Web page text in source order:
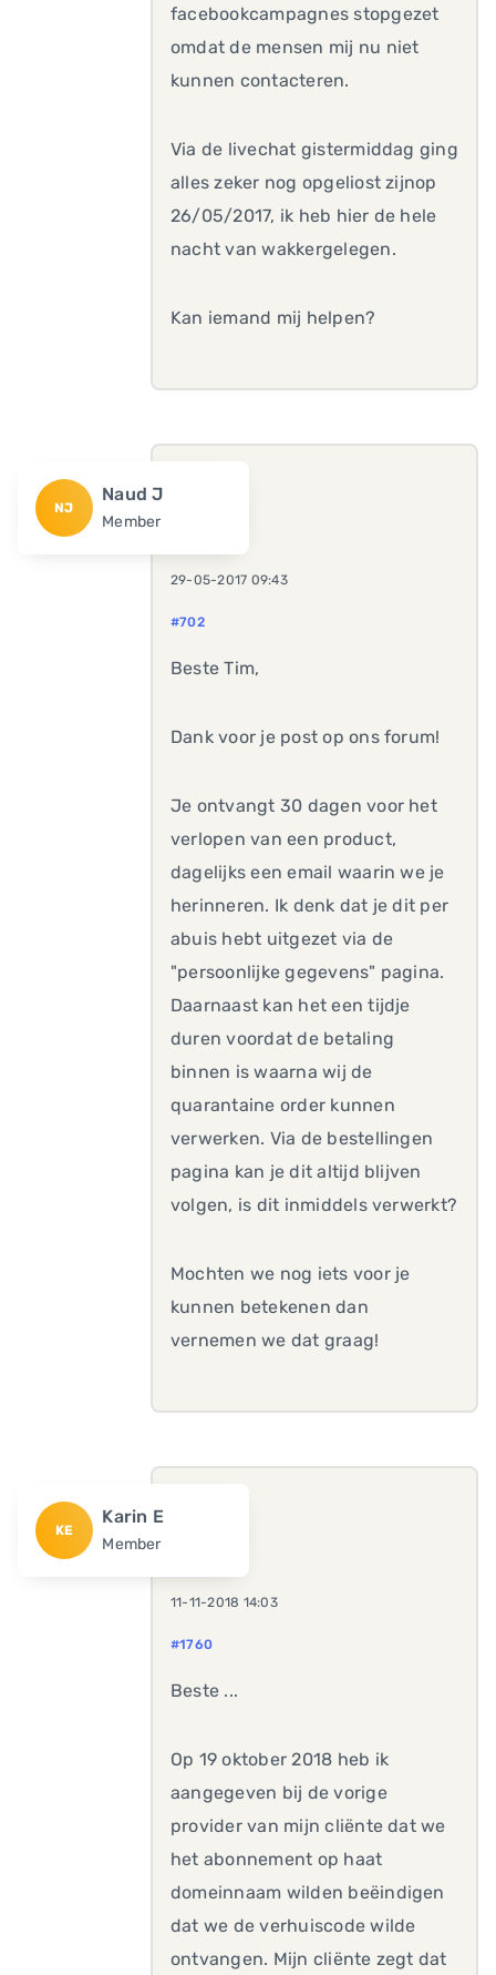
facebookcampagnes stopgezet
omdat de mensen mij nu niet
kunnen contacteren.
Via de livechat gistermiddag ging
alles zeker nog opgeliost zijnop
26/05/2017, ik heb hier de hele
nacht van wakkergelegen.
Kan iemand mij helpen?
NJ
Naud J
Member
29-05-2017 09:43
#702
Beste Tim,
Dank voor je post op ons forum!
Je ontvangt 30 dagen voor het
verlopen van een product,
dagelijks een email waarin we je
herinneren. Ik denk dat je dit per
abuis hebt uitgezet via de
"persoonlijke gegevens" pagina.
Daarnaast kan het een tijdje
duren voordat de betaling
binnen is waarna wij de
quarantaine order kunnen
verwerken. Via de bestellingen
pagina kan je dit altijd blijven
volgen, is dit inmiddels verwerkt?
Mochten we nog iets voor je
kunnen betekenen dan
vernemen we dat graag!
KE
Karin E
Member
11-11-2018 14:03
#1760
Beste ...
Op 19 oktober 2018 heb ik
aangegeven bij de vorige
provider van mijn cliënte dat we
het abonnement op haat
domeinnaam wilden beëindigen
dat we de verhuiscode wilde
ontvangen. Mijn cliënte zegt dat